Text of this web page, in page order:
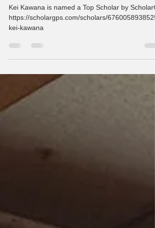
領域においてトップ0.5％にラ
インクインいたしました
Kei Kawana is named a Top Scholar by